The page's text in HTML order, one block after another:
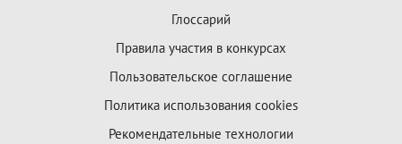
Глоссарий
Правила участия в конкурсах
Пользовательское соглашение
Политика использования cookies
Рекомендательные технологии